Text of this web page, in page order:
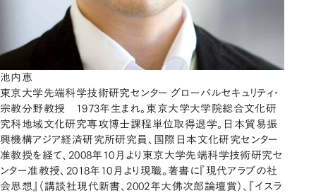
池内恵
東京大学先端科学技術研究センター グローバルセキュリティ・
宗教分野教授 1973年生まれ。東京大学大学院総合文化研
究科地域文化研究専攻博士課程単位取得退学。日本貿易振
興機構アジア経済研究所研究員、国際日本文化研究センター
准教授を経て、2008年10月より東京大学先端科学技術研究セ
ンター准教授、2018年10月より現職。著書に『現代アラブの社
会思想』（講談社現代新書、2002年大佛次郎論壇賞）、『イスラ